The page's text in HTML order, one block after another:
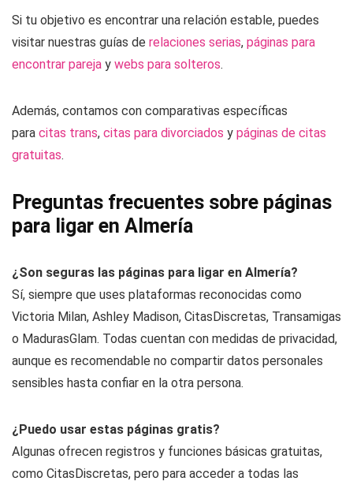
Si tu objetivo es encontrar una relación estable, puedes
visitar nuestras guías de relaciones serias, páginas para
encontrar pareja y webs para solteros.
Además, contamos con comparativas específicas
para citas trans, citas para divorciados y páginas de citas
gratuitas.
Preguntas frecuentes sobre páginas
para ligar en Almería
¿Son seguras las páginas para ligar en Almería?
Sí, siempre que uses plataformas reconocidas como
Victoria Milan, Ashley Madison, CitasDiscretas, Transamigas
o MadurasGlam. Todas cuentan con medidas de privacidad,
aunque es recomendable no compartir datos personales
sensibles hasta confiar en la otra persona.
¿Puedo usar estas páginas gratis?
Algunas ofrecen registros y funciones básicas gratuitas,
como CitasDiscretas, pero para acceder a todas las